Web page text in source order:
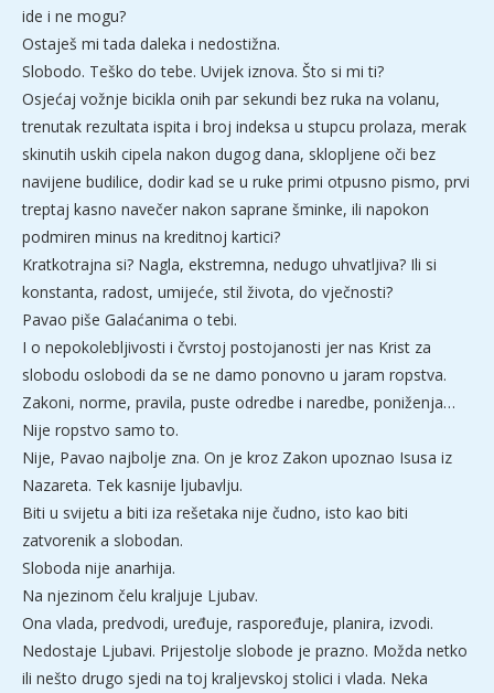
ide i ne mogu?
Ostaješ mi tada daleka i nedostižna.
Slobodo. Teško do tebe. Uvijek iznova. Što si mi ti?
Osjećaj vožnje bicikla onih par sekundi bez ruka na volanu,
trenutak rezultata ispita i broj indeksa u stupcu prolaza, merak
skinutih uskih cipela nakon dugog dana, sklopljene oči bez
navijene budilice, dodir kad se u ruke primi otpusno pismo, prvi
treptaj kasno navečer nakon saprane šminke, ili napokon
podmiren minus na kreditnoj kartici?
Kratkotrajna si? Nagla, ekstremna, nedugo uhvatljiva? Ili si
konstanta, radost, umijeće, stil života, do vječnosti?
Pavao piše Galaćanima o tebi.
I o nepokolebljivosti i čvrstoj postojanosti jer nas Krist za
slobodu oslobodi da se ne damo ponovno u jaram ropstva.
Zakoni, norme, pravila, puste odredbe i naredbe, poniženja…
Nije ropstvo samo to.
Nije, Pavao najbolje zna. On je kroz Zakon upoznao Isusa iz
Nazareta. Tek kasnije ljubavlju.
Biti u svijetu a biti iza rešetaka nije čudno, isto kao biti
zatvorenik a slobodan.
Sloboda nije anarhija.
Na njezinom čelu kraljuje Ljubav.
Ona vlada, predvodi, uređuje, raspoređuje, planira, izvodi.
Nedostaje Ljubavi. Prijestolje slobode je prazno. Možda netko
ili nešto drugo sjedi na toj kraljevskoj stolici i vlada. Neka